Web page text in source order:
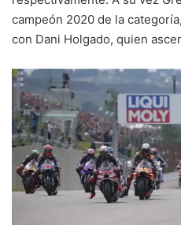
campeón 2020 de la
con Dani Holgado, quien